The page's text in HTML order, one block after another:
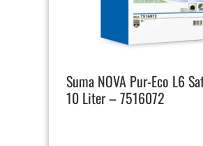
Suma NOVA Pur-Eco L6
10 Liter – 7516072